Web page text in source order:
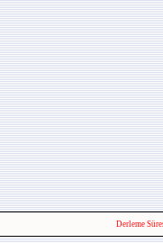
Derleme